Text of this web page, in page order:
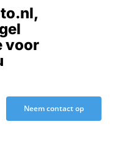
voor
Neem contact op